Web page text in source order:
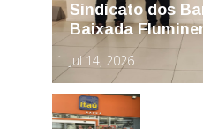
Sindicato dos
Baixada
Jul 14, 2026